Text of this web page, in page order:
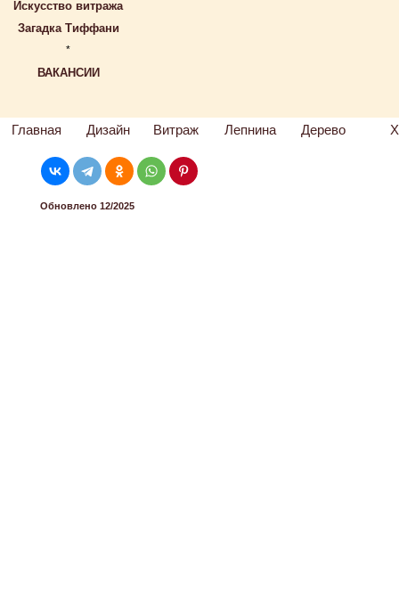
Искусство витража
Загадка Тиффани
*
ВАКАНСИИ
Главная Дизайн Витраж Лепнина Дерево
Обновлено 12/2025